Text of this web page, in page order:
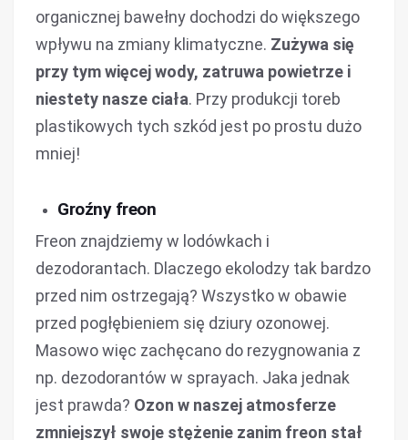
organicznej bawełny dochodzi do większego
wpływu na zmiany klimatyczne. Zużywa się
przy tym więcej wody, zatruwa powietrze i
niestety nasze ciała. Przy produkcji toreb
plastikowych tych szkód jest po prostu dużo
mniej!
Groźny freon
Freon znajdziemy w lodówkach i
dezodorantach. Dlaczego ekolodzy tak bardzo
przed nim ostrzegają? Wszystko w obawie
przed pogłębieniem się dziury ozonowej.
Masowo więc zachęcano do rezygnowania z
np. dezodorantów w sprayach. Jaka jednak
jest prawda? Ozon w naszej atmosferze
zmniejszył swoje stężenie zanim freon stał